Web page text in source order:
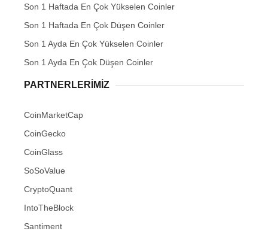
Son 1 Haftada En Çok Yükselen Coinler
Son 1 Haftada En Çok Düşen Coinler
Son 1 Ayda En Çok Yükselen Coinler
Son 1 Ayda En Çok Düşen Coinler
PARTNERLERIMIZ
CoinMarketCap
CoinGecko
CoinGlass
SoSoValue
CryptoQuant
IntoTheBlock
Santiment